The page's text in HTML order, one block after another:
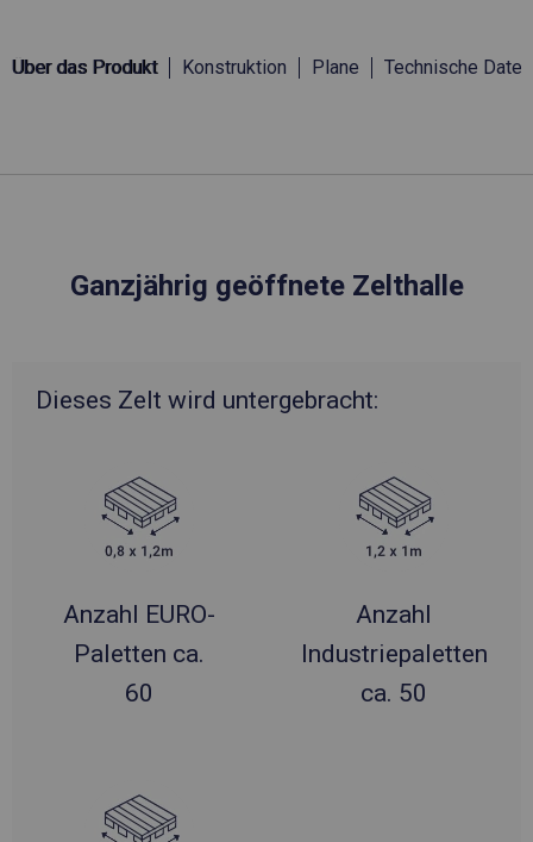
Über das Produkt Konstruktion Plane Technische Daten
Ganzjährig geöffnete Zelthalle
Dieses Zelt wird untergebracht:
Anzahl EURO-
Paletten ca.
60
Anzahl
Industriepaletten
ca. 50